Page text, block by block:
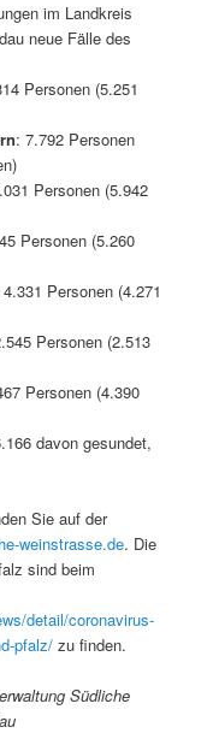
im Landkreis
neue Fälle des
Personen (5.251
: 7.792 Personen
Personen (5.942
Personen (5.260
4.331 Personen (4.271
Personen (2.513
Personen (4.390
davon gesundet,
Sie auf der
weinstrasse.de. Die
sind beim
detail/coronavirus-
pfalz/ zu finden.
Südliche